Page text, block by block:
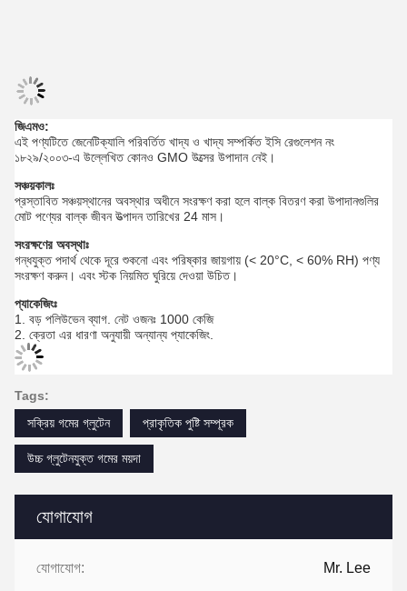
যোগাযোগ
যোগাযোগ: Mr. Lee
জিএমও:
এই পণ্যটিতে জেনেটিক্যালি পরিবর্তিত খাদ্য ও খাদ্য সম্পর্কিত ইসি রেগুলেশন নং
১৮২৯/২০০৩-এ উল্লেখিত কোনও GMO উত্সের উপাদান নেই।
সঞ্চয়কালঃ
প্রস্তাবিত সঞ্চয়স্থানের অবস্থার অধীনে সংরক্ষণ করা হলে বাল্ক বিতরণ করা উপাদানগুলির
মোট পণ্যের বাল্ক জীবন উত্পাদন তারিখের 24 মাস।
সংরক্ষণের অবস্থাঃ
গন্ধযুক্ত পদার্থ থেকে দূরে শুকনো এবং পরিষ্কার জায়গায় (< 20°C, < 60% RH) পণ্য
সংরক্ষণ করুন। এবং স্টক নিয়মিত ঘুরিয়ে দেওয়া উচিত।
প্যাকেজিংঃ
1. বড় পলিউভেন ব্যাগ. নেট ওজনঃ 1000 কেজি
2. ক্রেতা এর ধারণা অনুযায়ী অন্যান্য প্যাকেজিং.
Tags:
সক্রিয় গমের গ্লুটেন
প্রাকৃতিক পুষ্টি সম্পূরক
উচ্চ গ্লুটেনযুক্ত গমের ময়দা